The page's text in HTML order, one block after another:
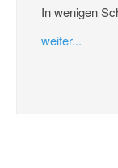
In wenigen
weiter...